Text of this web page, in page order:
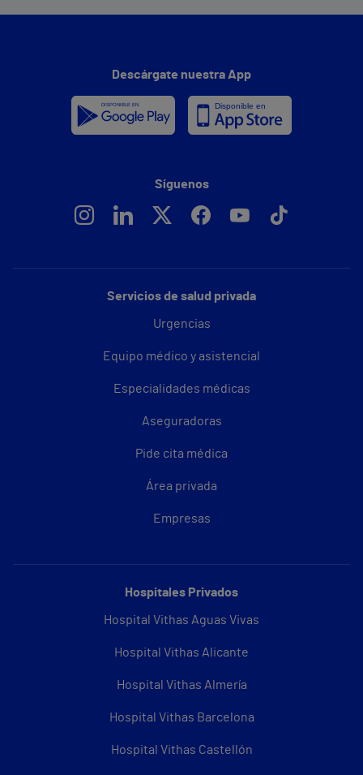
Servicios de salud privada
Urgencias
Equipo médico y asistencial
Especialidades médicas
Aseguradoras
Pide cita médica
Área privada
Empresas
Hospitales Privados
Hospital Vithas Aguas Vivas
Hospital Vithas Alicante
Hospital Vithas Almería
Hospital Vithas Barcelona
Hospital Vithas Castellón
Descárgate nuestra App
Síguenos